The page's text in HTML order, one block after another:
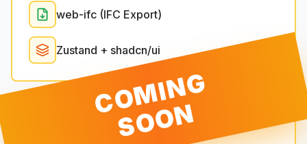
C
O
M
I
N
G
S
O
O
N
web-ifc (IFC Export)
Zustand + shadcn/ui
Editor Features